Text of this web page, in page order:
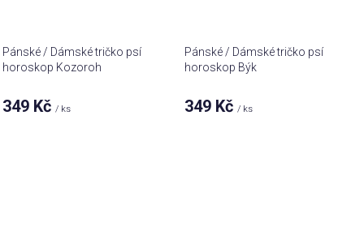
Pánské / Dámské tričko psí
horoskop Kozoroh
349 Kč/ ks
Pánské / Dámské tričko psí
horoskop Býk
349 Kč/ ks